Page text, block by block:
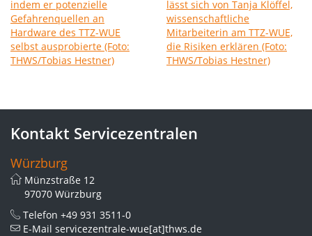
Kontakt Servicezentralen
Würzburg
Münzstraße 12
97070 Würzburg
Telefon +49 931 3511-0
E-Mail servicezentrale-wue[at]thws.de